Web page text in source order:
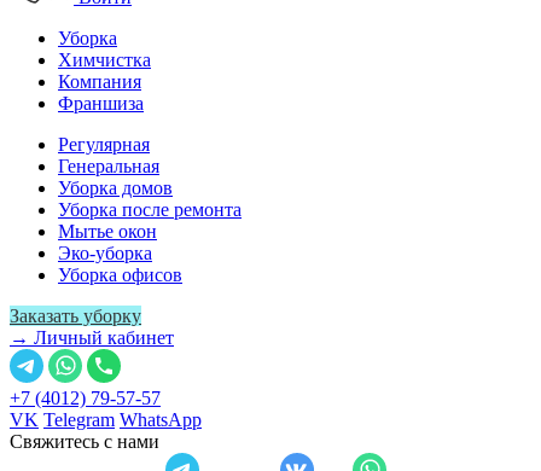
Уборка
Химчистка
Компания
Франшиза
Регулярная
Генеральная
Уборка домов
Уборка после ремонта
Мытье окон
Эко-уборка
Уборка офисов
Заказать уборку
→ Личный кабинет
+7 (4012) 79-57-57
VK Telegram WhatsApp
Свяжитесь с нами